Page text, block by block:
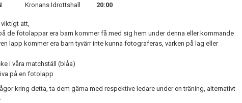
Kronans Idrottshall 20:00
att,
de fotolappar era barn kommer få med sig hem under denna eller kommande
lapp kommer era barn tyvärr inte kunna fotograferas, varken på lag eller
i våra matchställ (blåa)
på en fotolapp
kring detta, ta dem gärna med respektive ledare under en träning, alternativt
.